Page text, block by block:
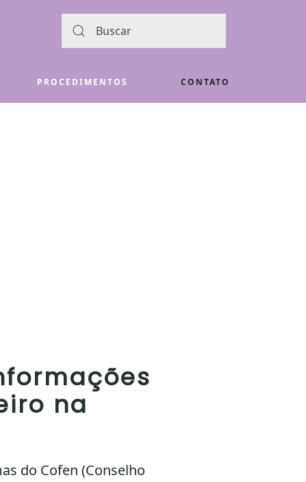
PROCEDIMENTOS CONTATO
na
do Cofen (Conselho